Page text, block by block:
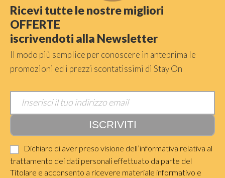
Ricevi tutte le nostre migliori
OFFERTE
iscrivendoti alla Newsletter
Il modo più semplice per conoscere in anteprima le
promozioni ed i prezzi scontatissimi di Stay On
Dichiaro di aver preso visione dell’informativa relativa al
trattamento dei dati personali effettuato da parte del
Titolare e acconsento a ricevere materiale informativo e